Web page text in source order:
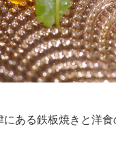
ある鉄板焼きと洋食